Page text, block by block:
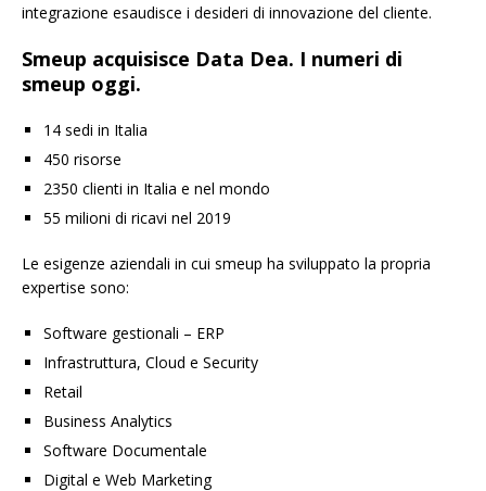
integrazione esaudisce i desideri di innovazione del cliente.
Smeup acquisisce Data Dea. I numeri di
smeup oggi.
14 sedi in Italia
450 risorse
2350 clienti in Italia e nel mondo
55 milioni di ricavi nel 2019
Le esigenze aziendali in cui smeup ha sviluppato la propria
expertise sono:
Software gestionali – ERP
Infrastruttura, Cloud e Security
Retail
Business Analytics
Software Documentale
Digital e Web Marketing